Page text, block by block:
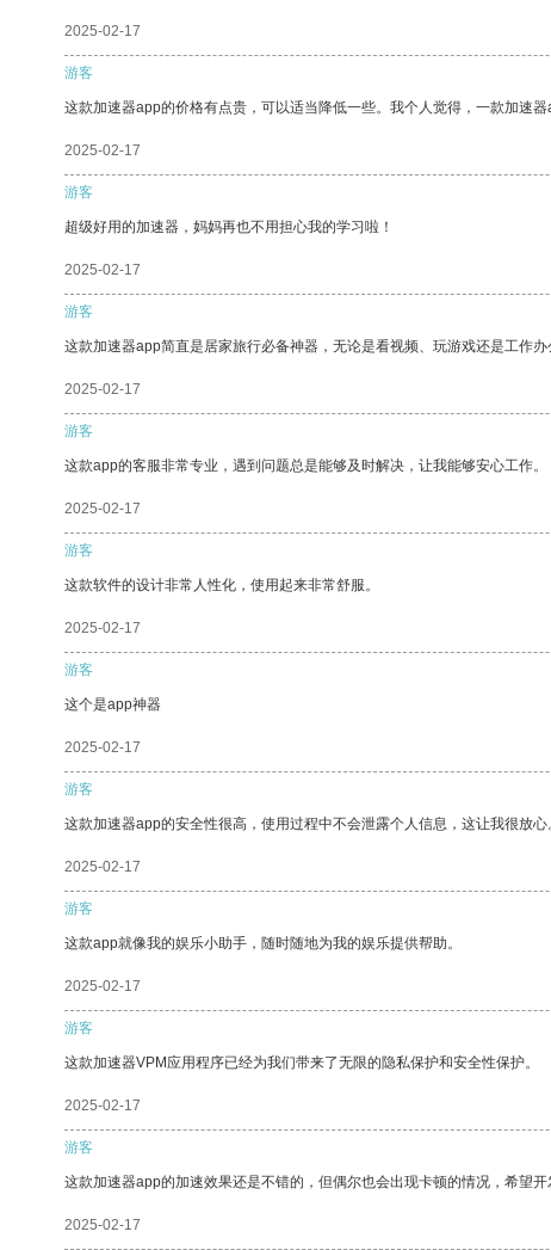
2025-02-17
游客
这款加速器app的价格有点贵，可以适当降低一些。我个人觉得，一款加速
2025-02-17
游客
超级好用的加速器，妈妈再也不用担心我的学习啦！
2025-02-17
游客
这款加速器app简直是居家旅行必备神器，无论是看视频、玩游戏还是工作
2025-02-17
游客
这款app的客服非常专业，遇到问题总是能够及时解决，让我能够安心工作。
2025-02-17
游客
这款软件的设计非常人性化，使用起来非常舒服。
2025-02-17
游客
这个是app神器
2025-02-17
游客
这款加速器app的安全性很高，使用过程中不会泄露个人信息，这让我很放
2025-02-17
游客
这款app就像我的娱乐小助手，随时随地为我的娱乐提供帮助。
2025-02-17
游客
这款加速器VPM应用程序已经为我们带来了无限的隐私保护和安全性保护。
2025-02-17
游客
这款加速器app的加速效果还是不错的，但偶尔也会出现卡顿的情况，希望开
2025-02-17